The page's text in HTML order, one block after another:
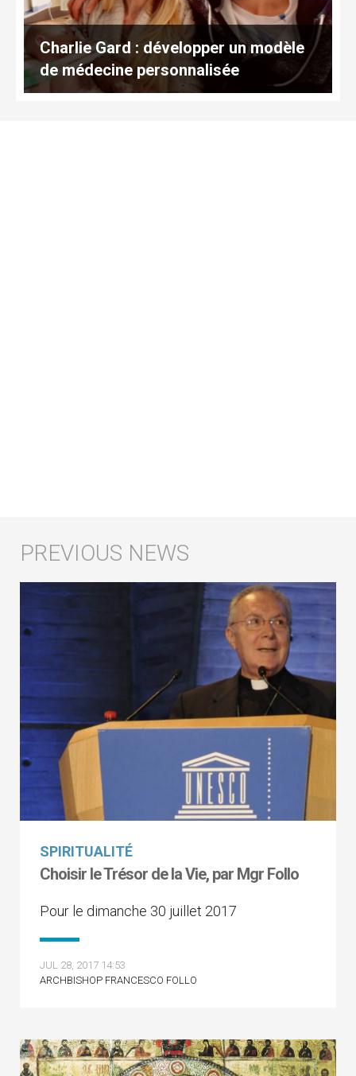
Charlie Gard : développer un modèle
de médecine personnalisée
SPIRITUALITÉ
Choisir le Trésor de la Vie, par Mgr Follo
Pour le dimanche 30 juillet 2017
JUL 28, 2017 14:53
ARCHBISHOP FRANCESCO FOLLO